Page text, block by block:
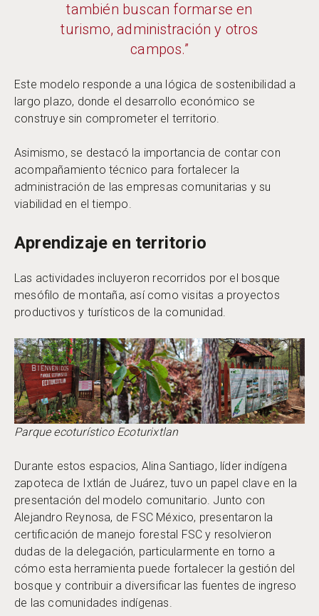
también buscan formarse en
turismo, administración y otros
campos.”
Este modelo responde a una lógica de sostenibilidad a
largo plazo, donde el desarrollo económico se
construye sin comprometer el territorio.
Asimismo, se destacó la importancia de contar con
acompañamiento técnico para fortalecer la
administración de las empresas comunitarias y su
viabilidad en el tiempo.
Aprendizaje en territorio
Las actividades incluyeron recorridos por el bosque
mesófilo de montaña, así como visitas a proyectos
productivos y turísticos de la comunidad.
Parque ecoturístico Ecoturixtlan
Durante estos espacios, Alina Santiago, líder indígena
zapoteca de Ixtlán de Juárez, tuvo un papel clave en la
presentación del modelo comunitario. Junto con
Alejandro Reynosa, de FSC México, presentaron la
certificación de manejo forestal FSC y resolvieron
dudas de la delegación, particularmente en torno a
cómo esta herramienta puede fortalecer la gestión del
bosque y contribuir a diversificar las fuentes de ingreso
de las comunidades indígenas.